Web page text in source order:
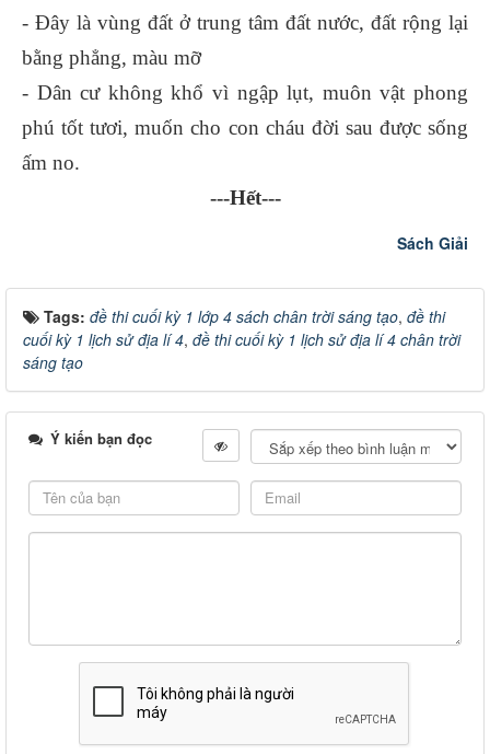
- Đây là vùng đất ở trung tâm đất nước, đất rộng lại
bằng phẳng, màu mỡ
- Dân cư không khổ vì ngập lụt, muôn vật phong
phú tốt tươi, muốn cho con cháu đời sau được sống
ấm no.
---Hết---
Sách Giải
Tags: đề thi cuối kỳ 1 lớp 4 sách chân trời sáng tạo, đề thi
cuối kỳ 1 lịch sử địa lí 4, đề thi cuối kỳ 1 lịch sử địa lí 4 chân trời
sáng tạo
Ý kiến bạn đọc